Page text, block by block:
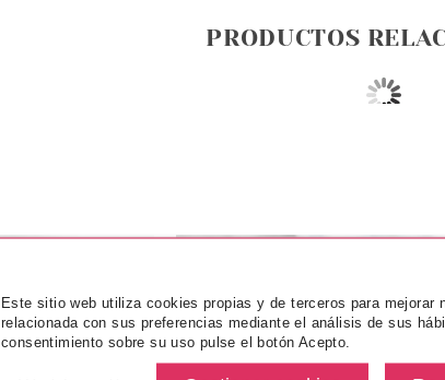
PRODUCTOS
ESSENCE ESSENCE
Este sitio web utiliza cookies propias y de terceros para mejorar
relacionada con sus preferencias mediante el análisis de sus
consentimiento sobre su uso pulse el botón Acepto.